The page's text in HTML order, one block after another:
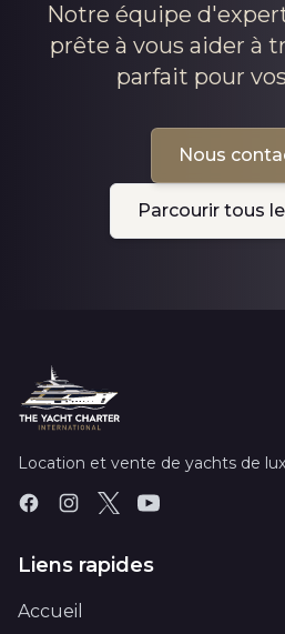
Notre équipe
prête à vous aider à
parfait pour
Nous
Parcourir tous
Location et vente de yachts de
Liens rapides
Accueil